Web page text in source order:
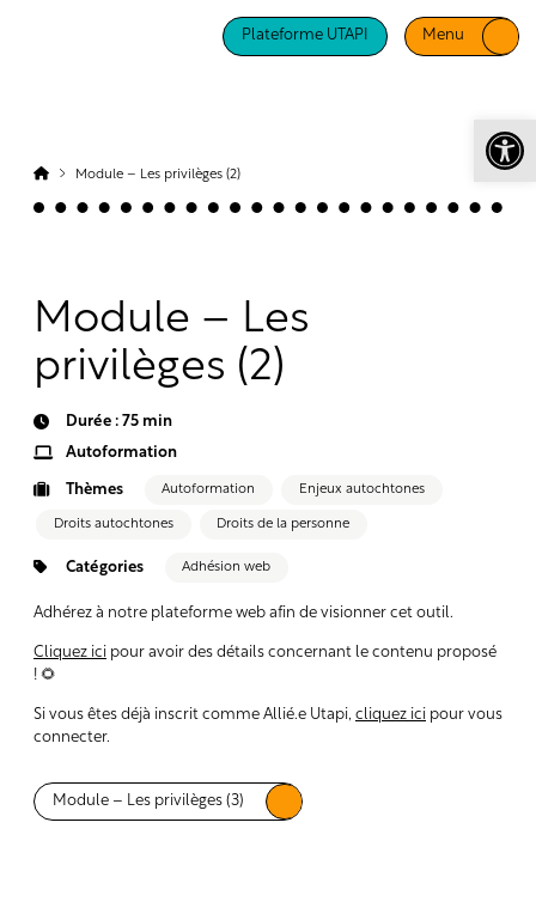
Plateforme UTAPI Menu
Module – Les privilèges (2)
Module – Les
privilèges (2)
Durée : 75 min
Autoformation
Thèmes Autoformation Enjeux autochtones
Droits autochtones Droits de la personne
Catégories Adhésion web
Adhérez à notre plateforme web afin de visionner cet outil.
Cliquez ici pour avoir des détails concernant le contenu proposé
! 🌻
Si vous êtes déjà inscrit comme Allié.e Utapi, cliquez ici pour vous
connecter.
Module – Les privilèges (3)